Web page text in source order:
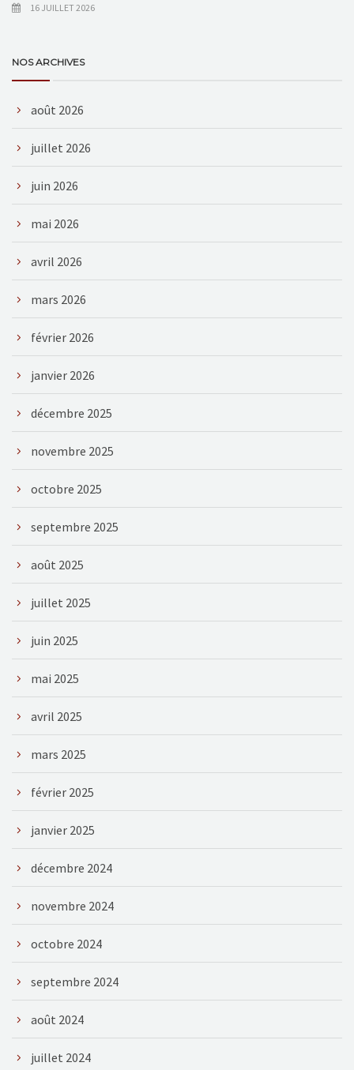
16 JUILLET 2026
NOS ARCHIVES
août 2026
juillet 2026
juin 2026
mai 2026
avril 2026
mars 2026
février 2026
janvier 2026
décembre 2025
novembre 2025
octobre 2025
septembre 2025
août 2025
juillet 2025
juin 2025
mai 2025
avril 2025
mars 2025
février 2025
janvier 2025
décembre 2024
novembre 2024
octobre 2024
septembre 2024
août 2024
juillet 2024